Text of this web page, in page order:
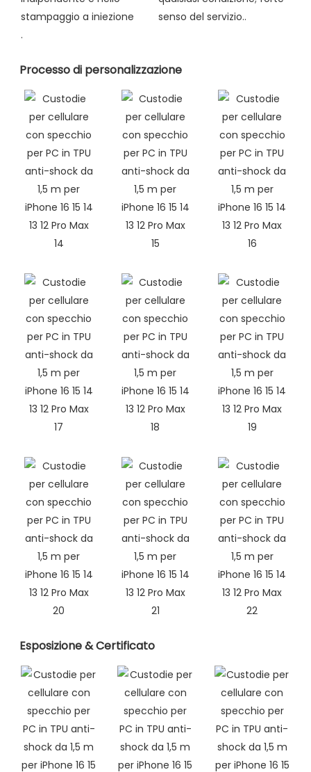
stampaggio a iniezione
.
senso del servizio..
Processo di personalizzazione
Esposizione & Certificato